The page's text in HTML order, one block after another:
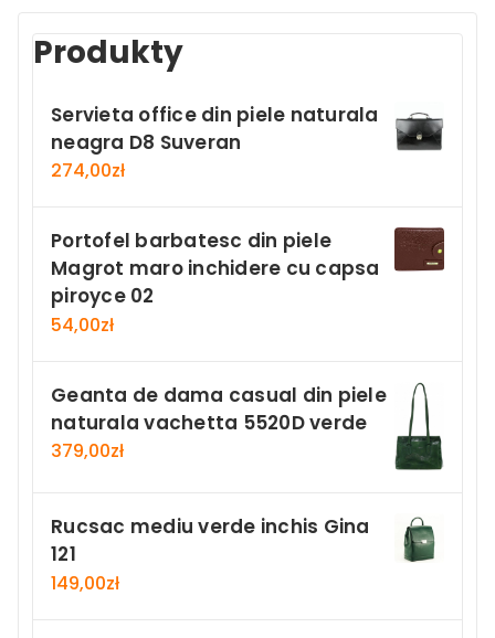
Produkty
Servieta office din piele naturala
neagra D8 Suveran
274,00zł
Portofel barbatesc din piele
Magrot maro inchidere cu capsa
piroyce 02
54,00zł
Geanta de dama casual din piele
naturala vachetta 5520D verde
379,00zł
Rucsac mediu verde inchis Gina
121
149,00zł